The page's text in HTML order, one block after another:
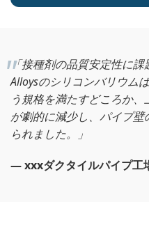
「接種剤の品質安定性に
Alloysのシリコンバリウム
う規格を満たすどころか
が劇的に減少し、パイプ
られました。」
— xxxダクタイルパイプ工